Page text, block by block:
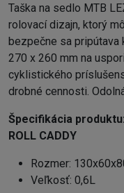
Taška na sedlo MTB
rolovací dizajn, ktorý
bezpečne sa pripútava
270 x 260 mm na
cyklistického
drobné cennosti.
Špecifikácia produktu:
ROLL CADDY
Rozmer:
Veľkosť: 0,6L